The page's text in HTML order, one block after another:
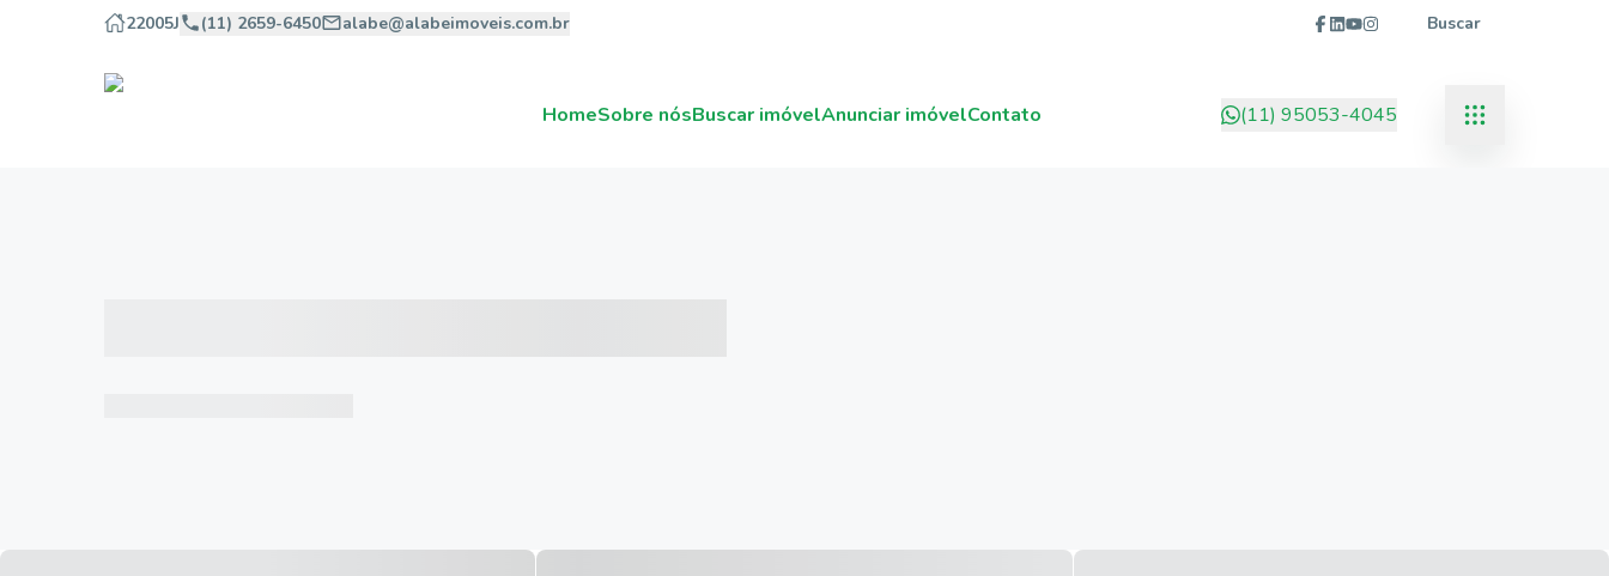
22005J (11) 2659-6450 alabe@alabeimoveis.com.br Buscar
HomeSobre nósBuscar imóvelAnunciar imóvelContato (11) 95053-4045